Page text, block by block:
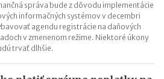
správa bude z dôvodu implementácie
informačných systémov v decembri
agendu registrácie na daňových
v zmenenom režime. Niektoré úkony
trvať dlhšie.